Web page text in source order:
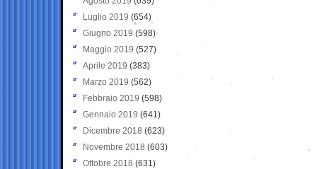
Luglio 2019 (654)
Giugno 2019 (598)
Maggio 2019 (527)
Aprile 2019 (383)
Marzo 2019 (562)
Febbraio 2019 (598)
Gennaio 2019 (641)
Dicembre 2018 (623)
Novembre 2018 (603)
Ottobre 2018 (631)